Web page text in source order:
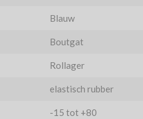
Blauw
Boutgat
Rollager
elastisch rubber
-15 tot +80